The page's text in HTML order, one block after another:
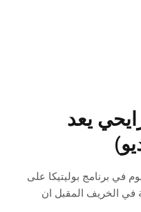
يعد
في برنامج بوليتيكا على
في الخريف المقبل ان